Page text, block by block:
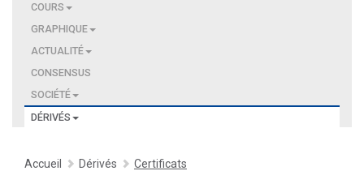
COURS
GRAPHIQUE
ACTUALITÉ
CONSENSUS
SOCIÉTÉ
DÉRIVÉS
Accueil Dérivés Certificats